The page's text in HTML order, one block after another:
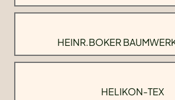
HEINR.BOKER
HELIKON-TEX